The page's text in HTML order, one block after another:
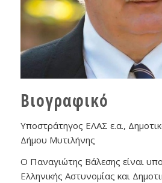
Βιογραφικό
Υποστράτηγος ΕΛΑΣ ε.α.,
Δήμου Μυτιλήνης
Ο Παναγιώτης Βάλεσης είναι
Ελληνικής Αστυνομίας και